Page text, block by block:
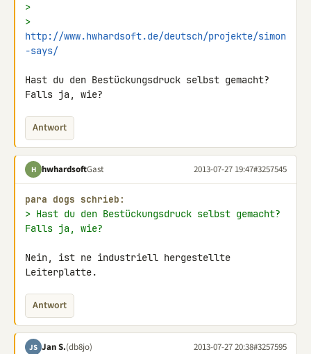
>
http://www.hwhardsoft.de/deutsch/projekte/simon
-says/
Hast du den Bestückungsdruck selbst gemacht?
Falls ja, wie?
Antwort
H hwhardsoftGast 2013-07-27 19:47#3257545
para dogs schrieb:
> Hast du den Bestückungsdruck selbst gemacht?
Falls ja, wie?
Nein, ist ne industriell hergestellte
Leiterplatte.
Antwort
JS Jan S.(db8jo) 2013-07-27 20:38#3257595